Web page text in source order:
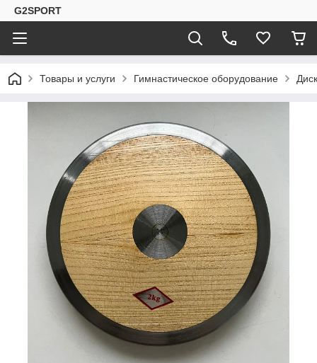
G2SPORT
Товары и услуги Гимнастическое оборудование